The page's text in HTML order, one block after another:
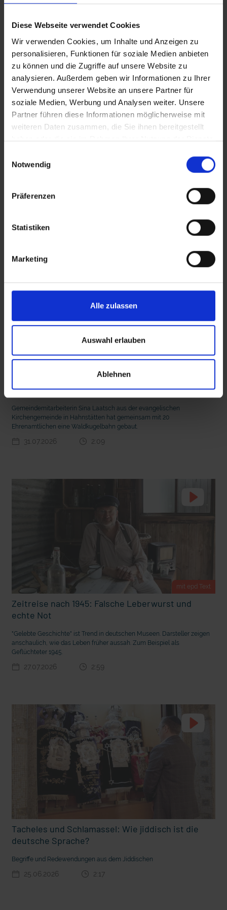
Diese Webseite verwendet Cookies
Wir verwenden Cookies, um Inhalte und Anzeigen zu
personalisieren, Funktionen für soziale Medien anbieten
zu können und die Zugriffe auf unsere Website zu
analysieren. Außerdem geben wir Informationen zu Ihrer
Verwendung unserer Website an unsere Partner für
soziale Medien, Werbung und Analysen weiter. Unsere
Partner führen diese Informationen möglicherweise mit
weiteren Daten zusammen, die Sie ihnen bereitgestellt
haben oder die sie im Rahmen Ihrer Nutzung der Dienste
Notwendig
Präferenzen
Statistiken
Marketing
Alle zulassen
Auswahl erlauben
Ablehnen
In Sicherheit in Deutschland, in Gedanken im Krieg
Ernstfall Nachhaltige Geldanlage: Rendite mit gutem Gewissen?
Ostern erleben wie vor 2000 Jahren in Jerusalem
CLEAN_Kettensägenkünstler.mp4
Zusätzliches Material
SRT-Untertitel
Diese Beiträge könnten Sie auch
20 Ehrenamtliche bauen eine Waldkugelbahn
Gemeindemitarbeiterin Sina Laatsch aus der evangelischen
Kirchengemeinde in Hahnstätten hat gemeinsam mit 20
Ehrenamtlichen eine Waldkugelbahn gebaut.
31.07.2026 2:09
mit epd Text
Zeitreise nach 1945: Falsche Leberwurst und
echte Not
"Gelebte Geschichte" ist Trend in deutschen Museen. Darsteller zeigen
anschaulich, wie das Leben früher aussah. Zum Beispiel als
Geflüchteter 1945.
27.07.2026 2:59
Tacheles und Schlamassel: Wie jiddisch ist die
deutsche Sprache?
Begriffe und Redewendungen aus dem Jiddischen
25.06.2026 2:17